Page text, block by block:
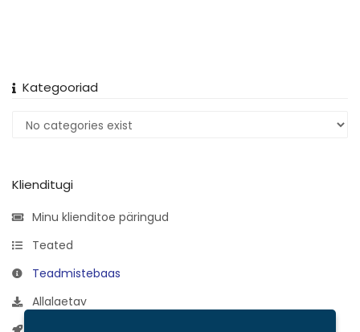
Kategooriad
Klienditugi
Minu klienditoe päringud
Teated
Teadmistebaas
Allalaetav